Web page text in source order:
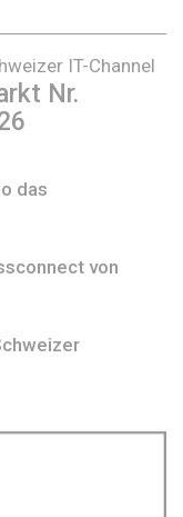
IT-Channel
Nr.
das
von